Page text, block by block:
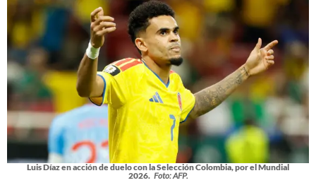
Luis Díaz en acción de duelo con la Selección Colombia, por el Mundial
2026. Foto: AFP.